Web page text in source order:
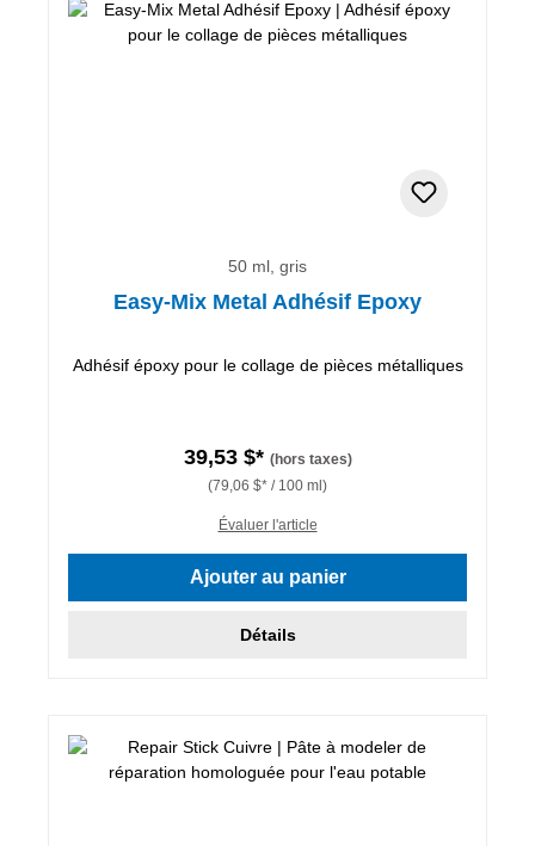
50 ml, gris
Easy-Mix Metal Adhésif Epoxy
Adhésif époxy pour le collage de pièces métalliques
39,53 $* (hors taxes)
(79,06 $* / 100 ml)
Évaluer l'article
Ajouter au panier
Détails